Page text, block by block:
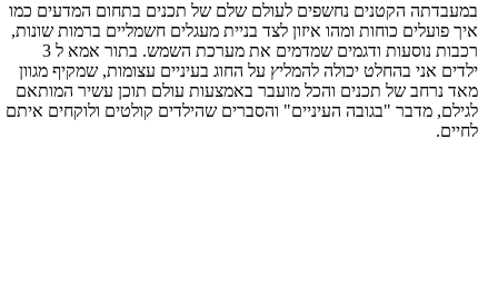
במעבדתה הקטנים נחשפים לעולם שלם של תכנים בתחום המדעים כמו
איך פועלים כוחות ומהו איזון לצד בניית מעגלים חשמליים ברמות שונות,
רכבות נוסעות ודגמים שמדמים את מערכת השמש. בתור אמא ל 3
ילדים אני בהחלט יכולה להמליץ על החוג בעיניים עצומות, שמקיף מגוון
מאד נרחב של תכנים והכל מועבר באמצעות עולם תוכן עשיר המותאם
לגילם, מדבר "בגובה העיניים" והסברים שהילדים קולטים ולוקחים איתם
לחיים.